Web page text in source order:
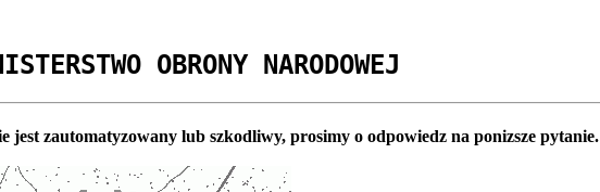
OBRONY NARODOWEJ
jest zautomatyzowany lub szkodliwy, prosimy o odpowiedz na ponizsze pytanie.